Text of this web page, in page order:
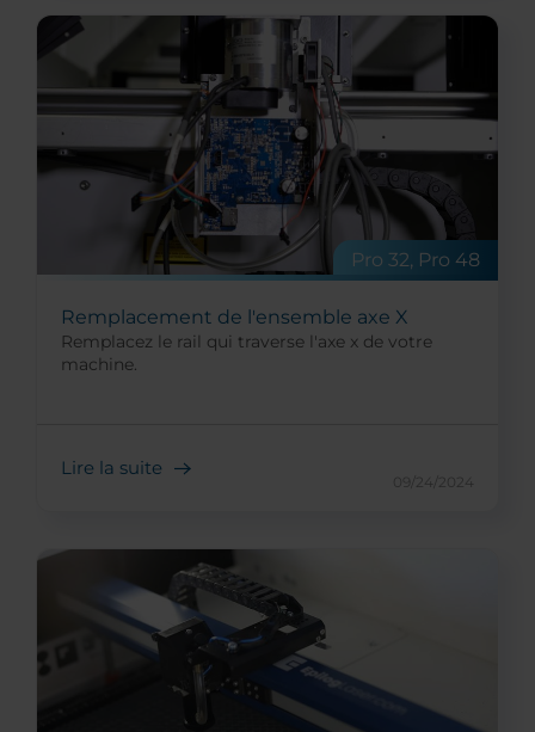
Pro 32, Pro 48
Remplacement de l'ensemble axe X
Remplacez le rail qui traverse l'axe x de votre
machine.
Lire la suite
09/24/2024